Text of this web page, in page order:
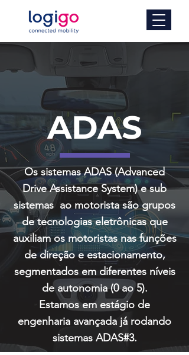
ADAS
Os sistemas ADAS (Advanced
Drive Assistance System) e sub
sistemas ao motorista são grupos
de tecnologias eletrônicas que
auxiliam os motoristas nas funções
de direção e estacionamento,
segmentados em diferentes níveis
de autonomia (0 ao 5).
Estamos em estágio de
engenharia avançada já rodando
sistemas ADAS#3.